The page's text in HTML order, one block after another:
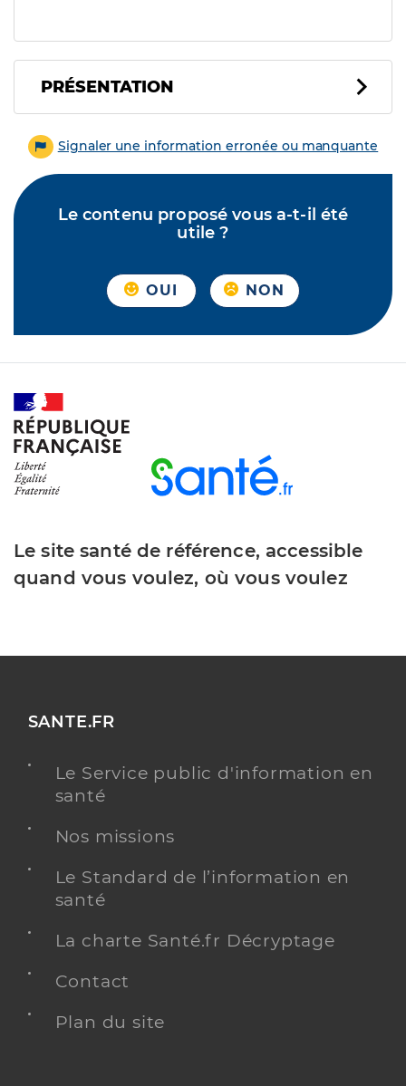
PRÉSENTATION
Signaler une information erronée ou manquante
Le contenu proposé vous a-t-il été
utile ?
OUI NON
Le site santé de référence, accessible
quand vous voulez, où vous voulez
SANTE.FR
Le Service public d'information en
santé
Nos missions
Le Standard de l’information en
santé
La charte Santé.fr Décryptage
Contact
Plan du site